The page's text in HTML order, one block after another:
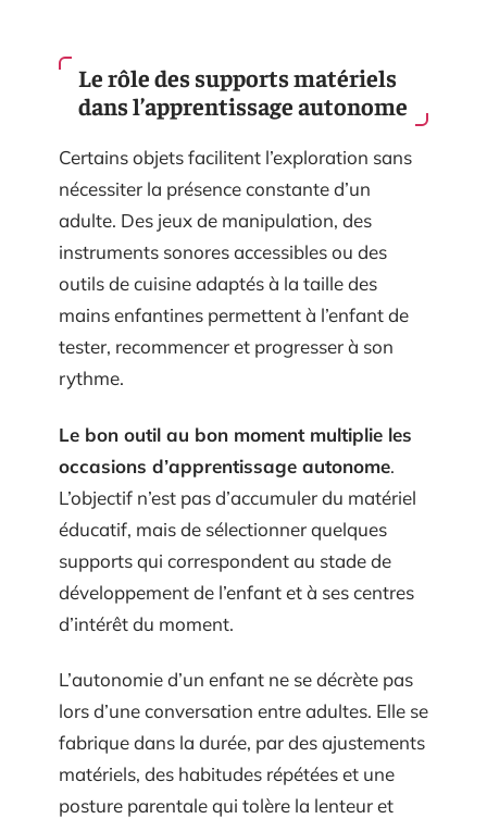
Le rôle des supports matériels
dans l’apprentissage autonome
Certains objets facilitent l’exploration sans
nécessiter la présence constante d’un
adulte. Des jeux de manipulation, des
instruments sonores accessibles ou des
outils de cuisine adaptés à la taille des
mains enfantines permettent à l’enfant de
tester, recommencer et progresser à son
rythme.
Le bon outil au bon moment multiplie les
occasions d’apprentissage autonome.
L’objectif n’est pas d’accumuler du matériel
éducatif, mais de sélectionner quelques
supports qui correspondent au stade de
développement de l’enfant et à ses centres
d’intérêt du moment.
L’autonomie d’un enfant ne se décrète pas
lors d’une conversation entre adultes. Elle se
fabrique dans la durée, par des ajustements
matériels, des habitudes répétées et une
posture parentale qui tolère la lenteur et